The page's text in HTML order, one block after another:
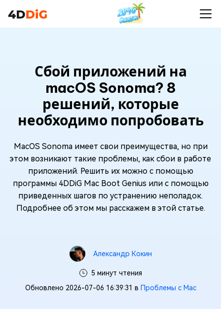
Сбой приложений на
macOS Sonoma? 8
решений, которые
необходимо попробовать
MacOS Sonoma имеет свои преимущества, но при
этом возникают такие проблемы, как сбои в работе
приложений. Решить их можно с помощью
программы 4DDiG Mac Boot Genius или с помощью
приведенных шагов по устранению неполадок.
Подробнее об этом мы расскажем в этой статье.
Александр Кокин
5 минут чтения
Обновлено 2026-07-06 16:39:31 в Проблемы с Mac